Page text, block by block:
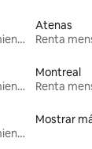
Renta mensual de alojamientos
Atenas
Renta mensual de alojamientos
Montreal
Renta mensual de alojamientos
Mostrar